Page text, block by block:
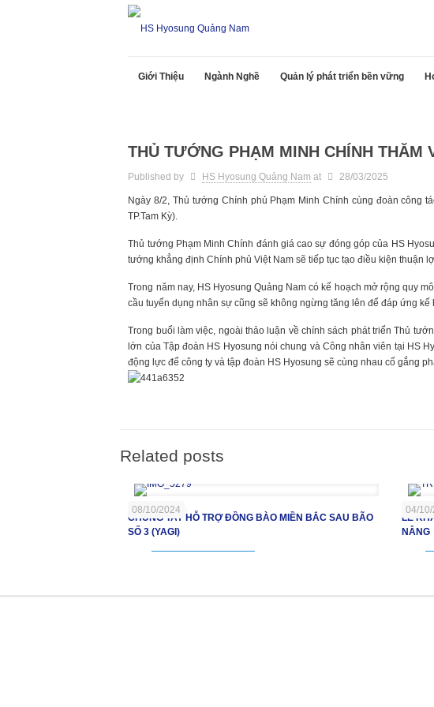
Giới Thiệu Ngành Nghề Quản lý phát triển bền vững
THỦ TƯỚNG PHẠM MINH CHÍNH THĂM
Published by HS Hyosung Quảng Nam at 28/03/2025
Ngày 8/2, Thủ tướng Chính phủ Phạm Minh Chính cùng đoàn công
TP.Tam Kỳ).
Thủ tướng Phạm Minh Chính đánh giá cao sự đóng góp của HS
tướng khẳng định Chính phủ Việt Nam sẽ tiếp tục tạo điều kiện thuận
Trong năm nay, HS Hyosung Quảng Nam có kế hoạch mở rộng quy
cầu tuyển dụng nhân sự cũng sẽ không ngừng tăng lên để đáp ứng kế
Trong buổi làm việc, ngoài thảo luận về chính sách phát triển Thủ
lớn của Tập đoàn HS Hyosung nói chung và Công nhân viên tại HS
động lực để công ty và tập đoàn HS Hyosung sẽ cùng nhau cố gắng
Related posts
08/10/2024
CHUNG TAY HỖ TRỢ ĐỒNG BÀO MIỀN BẮC SAU BÃO
SỐ 3 (YAGI)
04/
LỄ
NẴNG